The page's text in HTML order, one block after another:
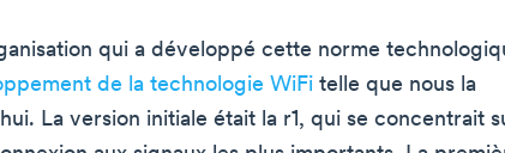
qui a développé cette norme
de la technologie WiFi telle que nous la
La version initiale était la r1, qui se concentrait